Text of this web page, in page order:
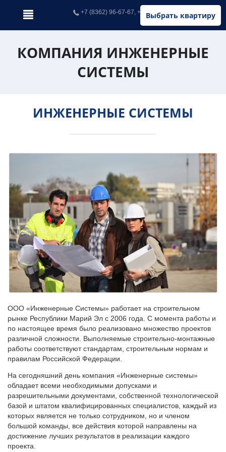
Выбрать квартиру
+7 (8362) 96-67-67, +7 (902) 326-67-67
КОМПАНИЯ ИНЖЕНЕРНЫЕ
СИСТЕМЫ
ИНЖЕНЕРНЫЕ СИСТЕМЫ
ООО «Инженерные Системы» работает на строительном
рынке Республики Марий Эл с 2006 года. С момента работы и
по настоящее время было реализовано множество проектов
различной сложности. Выполняемые строительно-монтажные
работы соответствуют стандартам, строительным нормам и
правилам Российской Федерации.
На сегодняшний день компания «Инженерные системы»
обладает всеми необходимыми допусками и
разрешительными документами, собственной технологической
базой и штатом квалифицированных специалистов, каждый из
которых является не только сотрудником, но и членом
большой команды, все действия которой направлены на
достижение лучших результатов в реализации каждого
проекта.